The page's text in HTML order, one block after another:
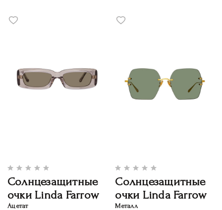
Солнцезащитные
очки Linda Farrow
Ацетат
Солнцезащитные
очки Linda Farrow
Металл